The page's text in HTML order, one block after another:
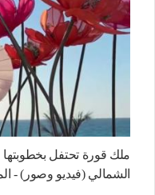
ملك قورة تحتفل
الشمالي (فيديو وصور) -